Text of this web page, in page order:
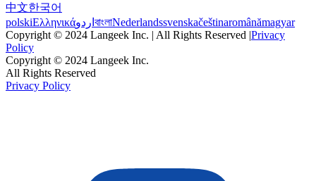
中文한국어
polskiΕλληνικάاردو বাংলাNederlandssvenskačeštinaromânămagyar
Copyright © 2024 Langeek Inc. | All Rights Reserved |Privacy
Policy
Copyright © 2024 Langeek Inc.
All Rights Reserved
Privacy Policy